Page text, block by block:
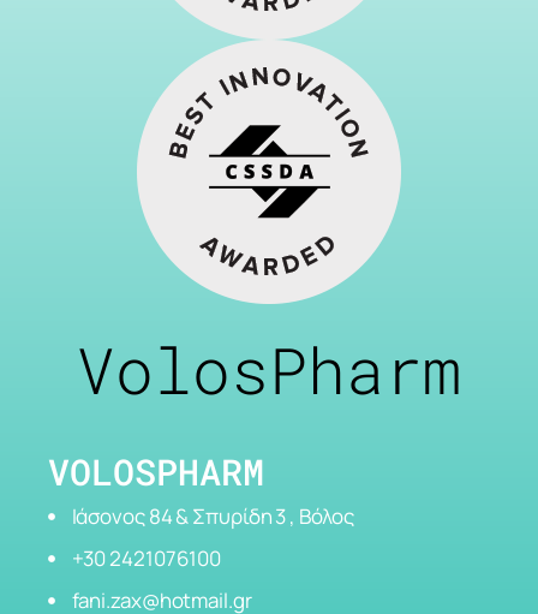
VolosPharm
VOLOSPHARM
Ιάσονος 84 & Σπυρίδη 3 , Βόλος
+30 2421076100
fani.zax@hotmail.gr